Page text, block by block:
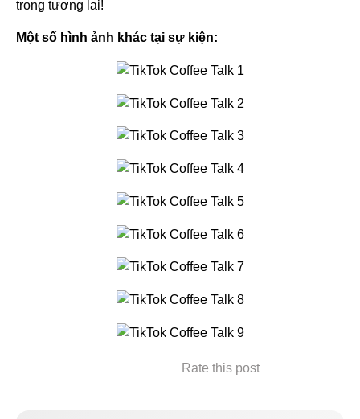
trong tương lai!
Một số hình ảnh khác tại sự kiện:
Rate this post